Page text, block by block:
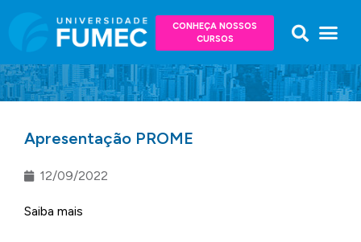
CONHEÇA NOSSOS
CURSOS
Apresentação PROME
12/09/2022
Saiba mais